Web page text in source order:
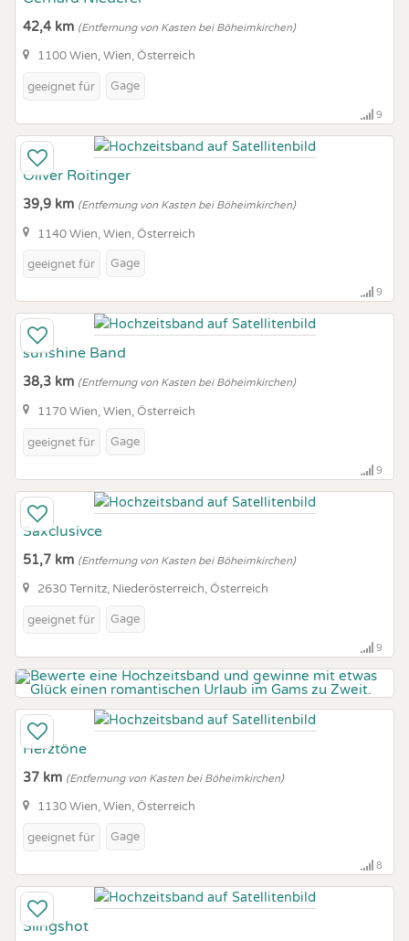
42,4 km (Entfernung von Kasten bei Böheimkirchen)
1100 Wien, Wien, Österreich
geeignet für Gage
9
Oliver Roitinger
39,9 km (Entfernung von Kasten bei Böheimkirchen)
1140 Wien, Wien, Österreich
geeignet für Gage
9
sunshine Band
38,3 km (Entfernung von Kasten bei Böheimkirchen)
1170 Wien, Wien, Österreich
geeignet für Gage
9
Saxclusivce
51,7 km (Entfernung von Kasten bei Böheimkirchen)
2630 Ternitz, Niederösterreich, Österreich
geeignet für Gage
9
Herztöne
37 km (Entfernung von Kasten bei Böheimkirchen)
1130 Wien, Wien, Österreich
geeignet für Gage
8
Slingshot